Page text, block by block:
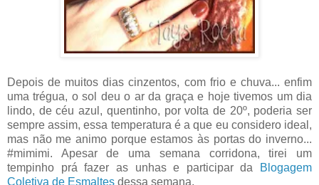
Depois de muitos dias cinzentos, com frio e chuva... enfim
uma trégua, o sol deu o ar da graça e hoje tivemos um dia
lindo, de céu azul, quentinho, por volta de 20º, poderia ser
sempre assim, essa temperatura é a que eu considero ideal,
mas não me animo porque estamos às portas do inverno...
#mimimi. Apesar de uma semana corridona, tirei um
tempinho prá fazer as unhas e participar da
Blogagem
Coletiva de Esmaltes dessa semana.